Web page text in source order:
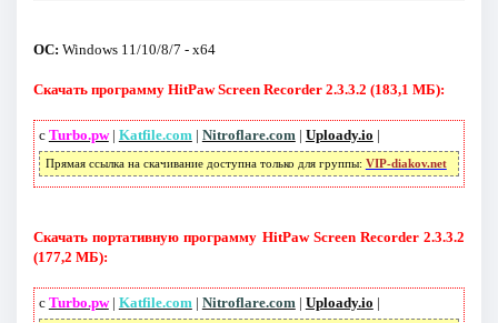
ОС: Windows 11/10/8/7 - x64
Скачать программу HitPaw Screen Recorder 2.3.3.2 (183,1 МБ):
с Turbo.pw| Katfile.com | Nitroflare.com | Uploady.io |
Прямая ссылка на скачивание доступна только для группы: VIP-diakov.net
Скачать портативную программу HitPaw Screen Recorder 2.3.3.2
(177,2 МБ):
с Turbo.pw| Katfile.com | Nitroflare.com | Uploady.io |